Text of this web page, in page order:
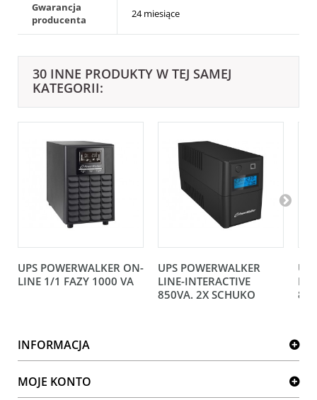
Gwarancja
producenta
24 miesiące
30 INNE PRODUKTY W TEJ SAMEJ
KATEGORII:
UPS POWERWALKER ON-
LINE 1/1 FAZY 1000 VA
UPS POWERWALKER
LINE-INTERACTIVE
850VA. 2X SCHUKO
INFORMACJA
MOJE KONTO